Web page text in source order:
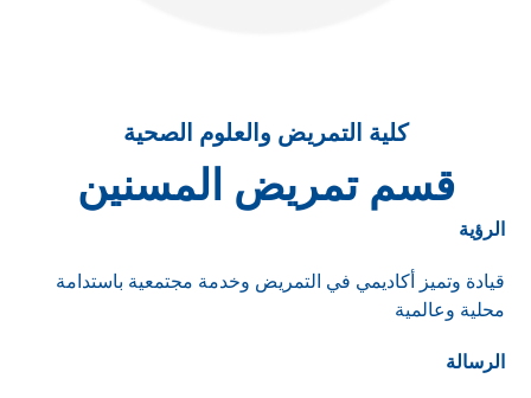
كلية التمريض والعلوم الصحية
قسم تمريض المسنين
الرؤية
قيادة وتميز أكاديمي في التمريض وخدمة مجتمعية باستدامة
محلية وعالمية
الرسالة